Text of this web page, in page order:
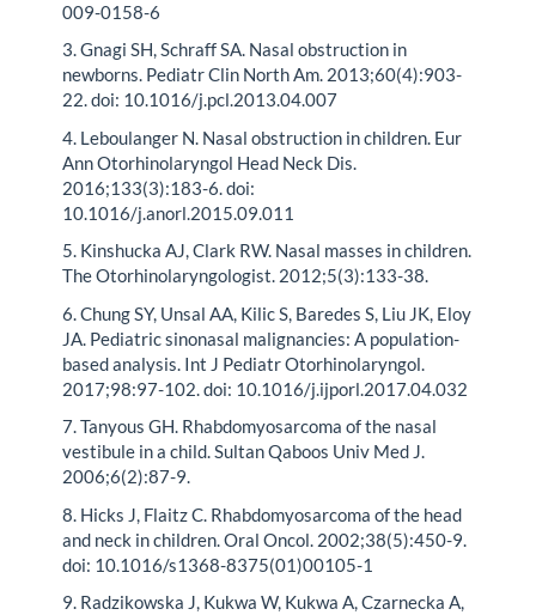
009-0158-6
3. Gnagi SH, Schraff SA. Nasal obstruction in
newborns. Pediatr Clin North Am. 2013;60(4):903-
22. doi: 10.1016/j.pcl.2013.04.007
4. Leboulanger N. Nasal obstruction in children. Eur
Ann Otorhinolaryngol Head Neck Dis.
2016;133(3):183-6. doi:
10.1016/j.anorl.2015.09.011
5. Kinshucka AJ, Clark RW. Nasal masses in children.
The Otorhinolaryngologist. 2012;5(3):133-38.
6. Chung SY, Unsal AA, Kilic S, Baredes S, Liu JK, Eloy
JA. Pediatric sinonasal malignancies: A population-
based analysis. Int J Pediatr Otorhinolaryngol.
2017;98:97-102. doi: 10.1016/j.ijporl.2017.04.032
7. Tanyous GH. Rhabdomyosarcoma of the nasal
vestibule in a child. Sultan Qaboos Univ Med J.
2006;6(2):87-9.
8. Hicks J, Flaitz C. Rhabdomyosarcoma of the head
and neck in children. Oral Oncol. 2002;38(5):450-9.
doi: 10.1016/s1368-8375(01)00105-1
9. Radzikowska J, Kukwa W, Kukwa A, Czarnecka A,